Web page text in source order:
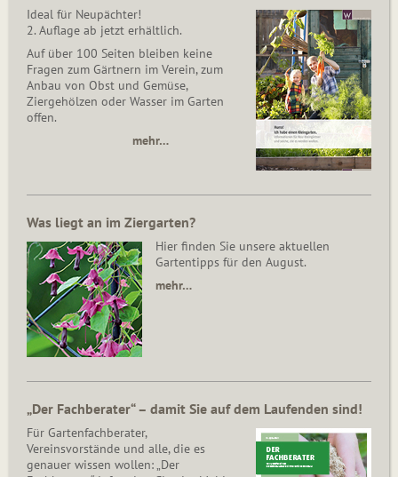
Ideal für Neupächter!
2. Auflage ab jetzt erhältlich.
Auf über 100 Seiten bleiben keine
Fragen zum Gärtnern im Verein, zum
Anbau von Obst und Gemüse,
Ziergehölzen oder Wasser im Garten
offen.
mehr…
Was liegt an im Ziergarten?
Hier finden Sie unsere aktuellen
Gartentipps für den August.
mehr…
„Der Fachberater“ – damit Sie auf dem Laufenden sind!
Für Gartenfachberater,
Vereinsvorstände und alle, die es
genauer wissen wollen: „Der